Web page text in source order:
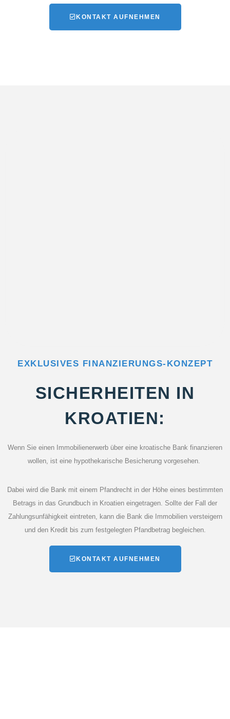
KONTAKT AUFNEHMEN
EXKLUSIVES FINANZIERUNGS-KONZEPT
SICHERHEITEN IN
KROATIEN:
Wenn Sie einen Immobilienerwerb über eine kroatische Bank finanzieren
wollen, ist eine hypothekarische Besicherung vorgesehen.
Dabei wird die Bank mit einem Pfandrecht in der Höhe eines bestimmten
Betrags in das Grundbuch in Kroatien eingetragen. Sollte der Fall der
Zahlungsunfähigkeit eintreten, kann die Bank die Immobilien versteigern
und den Kredit bis zum festgelegten Pfandbetrag begleichen.
KONTAKT AUFNEHMEN